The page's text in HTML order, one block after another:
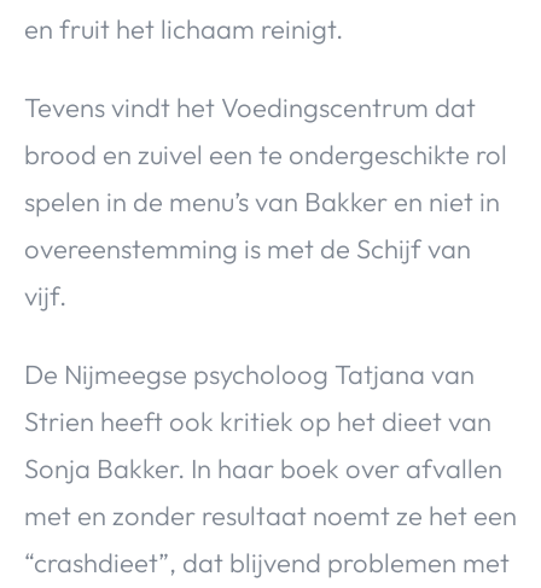
en fruit het lichaam reinigt.
Tevens vindt het Voedingscentrum dat
brood en zuivel een te ondergeschikte rol
spelen in de menu’s van Bakker en niet in
overeenstemming is met de Schijf van
vijf.
De Nijmeegse psycholoog Tatjana van
Strien heeft ook kritiek op het dieet van
Sonja Bakker. In haar boek over afvallen
met en zonder resultaat noemt ze het een
“crashdieet”, dat blijvend problemen met